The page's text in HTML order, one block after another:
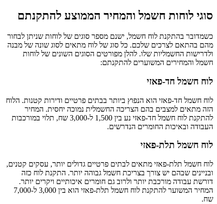
סוגי לוחות חשמל והמחיר הממוצע להתקנתם
כשמדובר בהתקנת לוח חשמל, ישנם מספר סוגים של לוחות שניתן לבחור
מהם בהתאם לצרכים שלכם. כל סוג של לוח מתאים לסוג שונה של מבנה
ולדרישות החשמליות שלו. להלן מפורטים הסוגים השונים של לוחות
חשמל והמחירים המשוערים להתקנתם:
לוח חשמל חד-פאזי
לוח חשמל חד-פאזי הוא הנפוץ ביותר בבתים פרטיים ודירות קטנות. הלוח
הזה מתאים למצבים בהם הצריכה החשמלית נמוכה יחסית. המחיר
להתקנת לוח חשמל חד-פאזי נע בין 1,500 ל-3,000 שח, תלוי במורכבות
העבודה ובאיכות החומרים הנדרשים.
לוח חשמל תלת-פאזי
לוח חשמל תלת-פאזי מתאים לבתים פרטיים גדולים יותר, עסקים קטנים,
ובניינים שבהם יש צורך בצריכת חשמל גבוהה יותר. התקנת לוח כזה
דורשת עבודה מורכבת יותר ולרוב גם חומרים איכותיים ויקרים יותר.
המחיר המשוער להתקנת לוח חשמל תלת-פאזי הוא בין 3,000 ל-7,000
שח.